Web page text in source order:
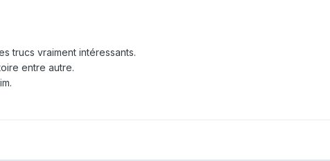
trucs vraiment intéressants.
entre autre.